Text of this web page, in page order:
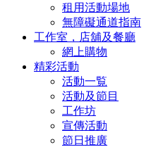
租用活動場地
無障礙通道指南
工作室，店舖及餐廳
網上購物
精彩活動
活動一覧
活動及節目
工作坊
宣傳活動
節日推廣